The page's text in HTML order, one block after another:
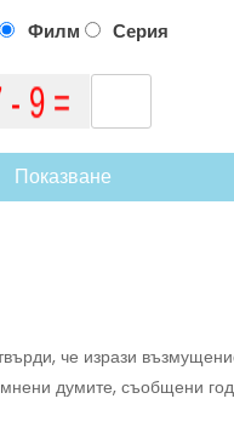
Филм Серия
Показване
че изрази
думите, съобщени